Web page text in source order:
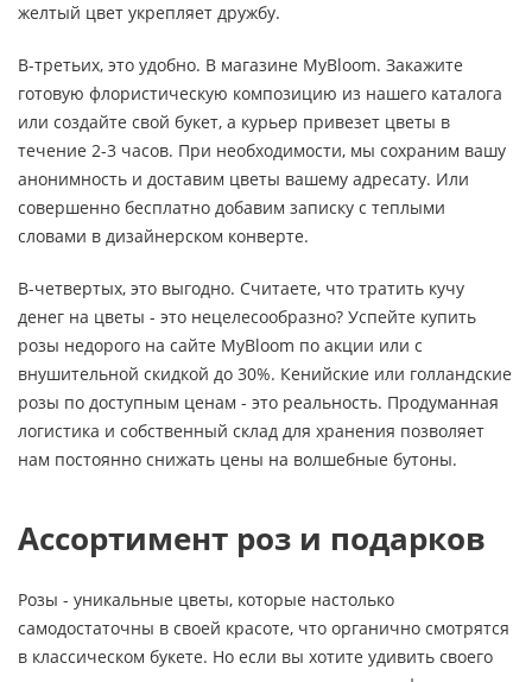
желтый цвет укрепляет дружбу.
В-третьих, это удобно. В магазине MyBloom. Закажите
готовую флористическую композицию из нашего каталога
или создайте свой букет, а курьер привезет цветы в
течение 2-3 часов. При необходимости, мы сохраним вашу
анонимность и доставим цветы вашему адресату. Или
совершенно бесплатно добавим записку с теплыми
словами в дизайнерском конверте.
В-четвертых, это выгодно. Считаете, что тратить кучу
денег на цветы - это нецелесообразно? Успейте купить
розы недорого на сайте MyBloom по акции или с
внушительной скидкой до 30%. Кенийские или голландские
розы по доступным ценам - это реальность. Продуманная
логистика и собственный склад для хранения позволяет
нам постоянно снижать цены на волшебные бутоны.
Ассортимент роз и подарков
Розы - уникальные цветы, которые настолько
самодостаточны в своей красоте, что органично смотрятся
в классическом букете. Но если вы хотите удивить своего